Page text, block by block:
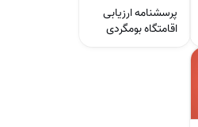
پرسشنامه ارزیابی
اقامتگاه بومگردی